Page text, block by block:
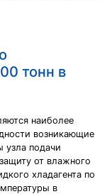
тонн в
наиболее
возникающие
узла подачи
от влажного
хладагента по
в